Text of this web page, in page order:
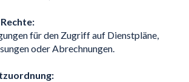
für den Zugriff auf Dienstpläne,
oder Abrechnungen.